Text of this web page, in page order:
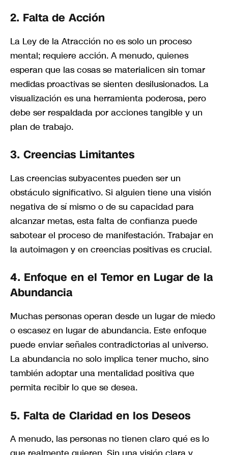
2. Falta de Acción
La Ley de la Atracción no es solo un proceso
mental; requiere acción. A menudo, quienes
esperan que las cosas se materialicen sin tomar
medidas proactivas se sienten desilusionados. La
visualización es una herramienta poderosa, pero
debe ser respaldada por acciones tangible y un
plan de trabajo.
3. Creencias Limitantes
Las creencias subyacentes pueden ser un
obstáculo significativo. Si alguien tiene una visión
negativa de sí mismo o de su capacidad para
alcanzar metas, esta falta de confianza puede
sabotear el proceso de manifestación. Trabajar en
la autoimagen y en creencias positivas es crucial.
4. Enfoque en el Temor en Lugar de la
Abundancia
Muchas personas operan desde un lugar de miedo
o escasez en lugar de abundancia. Este enfoque
puede enviar señales contradictorias al universo.
La abundancia no solo implica tener mucho, sino
también adoptar una mentalidad positiva que
permita recibir lo que se desea.
5. Falta de Claridad en los Deseos
A menudo, las personas no tienen claro qué es lo